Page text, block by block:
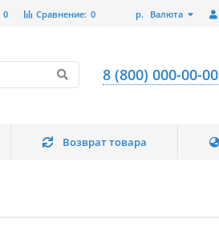
р. Валюта
Сравнение: 0
0
8 (800) 000-00-00
Возврат товара